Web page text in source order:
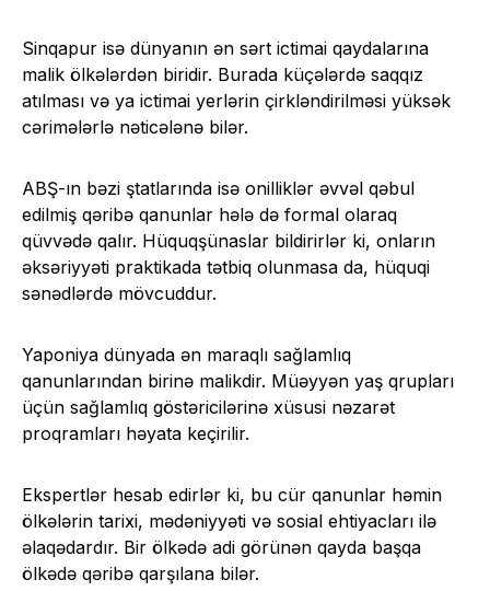
Sinqapur isə dünyanın ən sərt ictimai qaydalarına
malik ölkələrdən biridir. Burada küçələrdə saqqız
atılması və ya ictimai yerlərin çirkləndirilməsi yüksək
cərimələrlə nəticələnə bilər.
ABŞ-ın bəzi ştatlarında isə onilliklər əvvəl qəbul
edilmiş qəribə qanunlar hələ də formal olaraq
qüvvədə qalır. Hüquqşünaslar bildirirlər ki, onların
əksəriyyəti praktikada tətbiq olunmasa da, hüquqi
sənədlərdə mövcuddur.
Yaponiya dünyada ən maraqlı sağlamlıq
qanunlarından birinə malikdir. Müəyyən yaş qrupları
üçün sağlamlıq göstəricilərinə xüsusi nəzarət
proqramları həyata keçirilir.
Ekspertlər hesab edirlər ki, bu cür qanunlar həmin
ölkələrin tarixi, mədəniyyəti və sosial ehtiyacları ilə
əlaqədardır. Bir ölkədə adi görünən qayda başqa
ölkədə qəribə qarşılana bilər.